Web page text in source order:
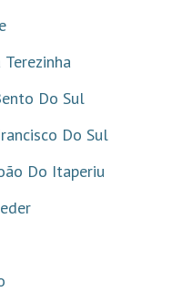
Terezinha
Do Sul
Do Sul
Do Itaperiu